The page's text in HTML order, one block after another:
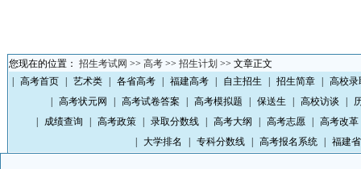
您现在的位置： 招生考试网 >> 高考 >> 招生计划 >> 文章正文
高考首页 艺术类 各省高考 福建高考 自主招生 招生简章
高校录
高考状元网 高考试卷答案 高考模拟题 保送生 高校访谈
成绩查询 高考政策 录取分数线 高考大纲 高考志愿
高考改革
大学排名 专科分数线 高考报名系统 福建